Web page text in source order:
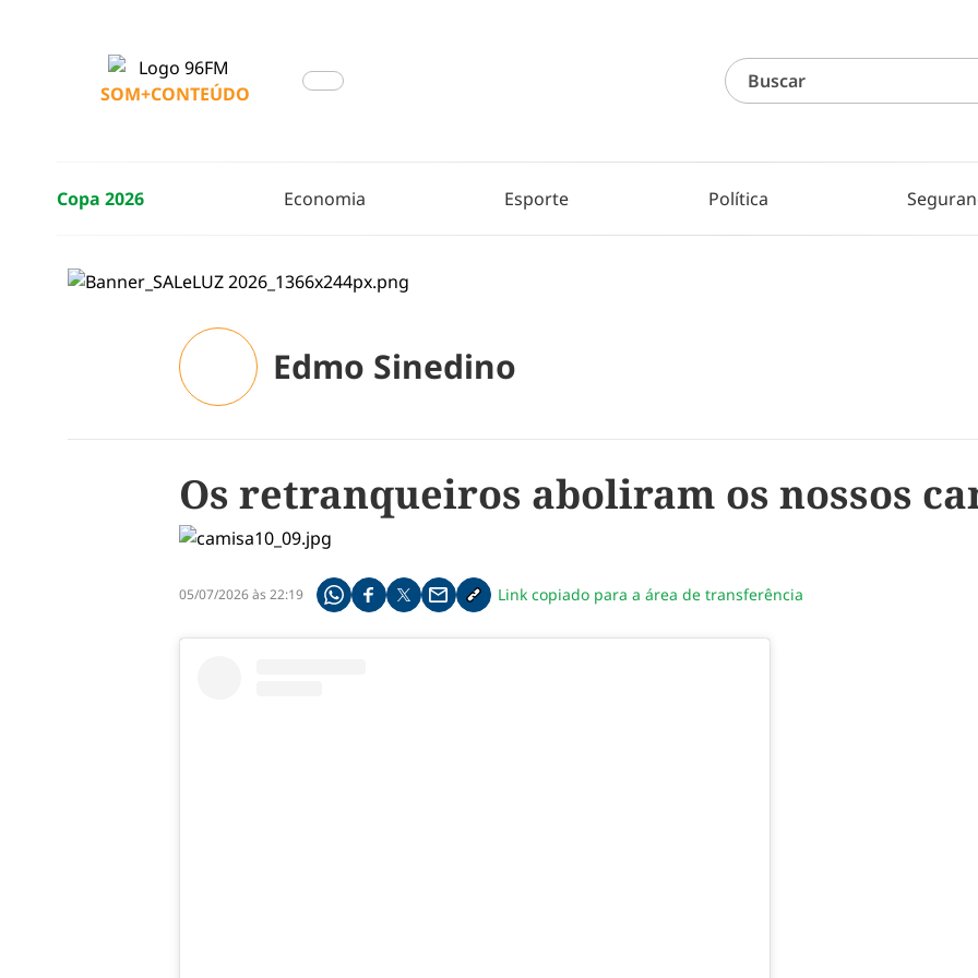
SOM+CONTEÚDO
Copa 2026 Economia Esporte Política
Edmo Sinedino
Os retranqueiros aboliram os nossos
05/07/2026 às 22:19 Compartilhe pelo whatsapp
Compartilhar no facebook
Compartilhar no twitter
Compartilhe pelo email
Copiar link da notícia
Link copiado para a área de transferência